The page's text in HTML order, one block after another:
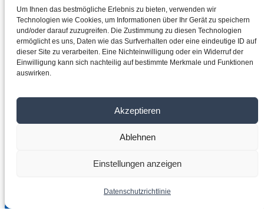
Um Ihnen das bestmögliche Erlebnis zu bieten, verwenden wir
Technologien wie Cookies, um Informationen über Ihr Gerät zu speichern
und/oder darauf zuzugreifen. Die Zustimmung zu diesen Technologien
ermöglicht es uns, Daten wie das Surfverhalten oder eine eindeutige ID auf
dieser Site zu verarbeiten. Eine Nichteinwilligung oder ein Widerruf der
Einwilligung kann sich nachteilig auf bestimmte Merkmale und Funktionen
auswirken.
Akzeptieren
Ablehnen
Einstellungen anzeigen
Datenschutzrichtlinie
Home
Shop
Elektromotoren
Über uns
Kontakt
Copyright © 2026 VYBO-ANTRIEBE.DE